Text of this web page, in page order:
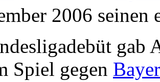
2006 seinen
gab
Spiel gegen